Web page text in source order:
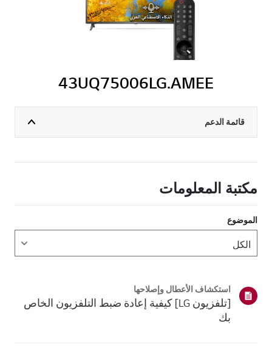
43UQ75006LG.AMEE
قائمة الدعم
مكتبة المعلومات
الموضوع
استكشاف الأعطال وإصلاحها
[تلفزيون LG] كيفية إعادة ضبط التلفزيون الخاص
بك